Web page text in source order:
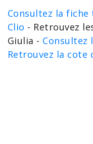
Consultez la fiche
Clio - Retrouvez
Giulia - Consultez
Retrouvez la cote